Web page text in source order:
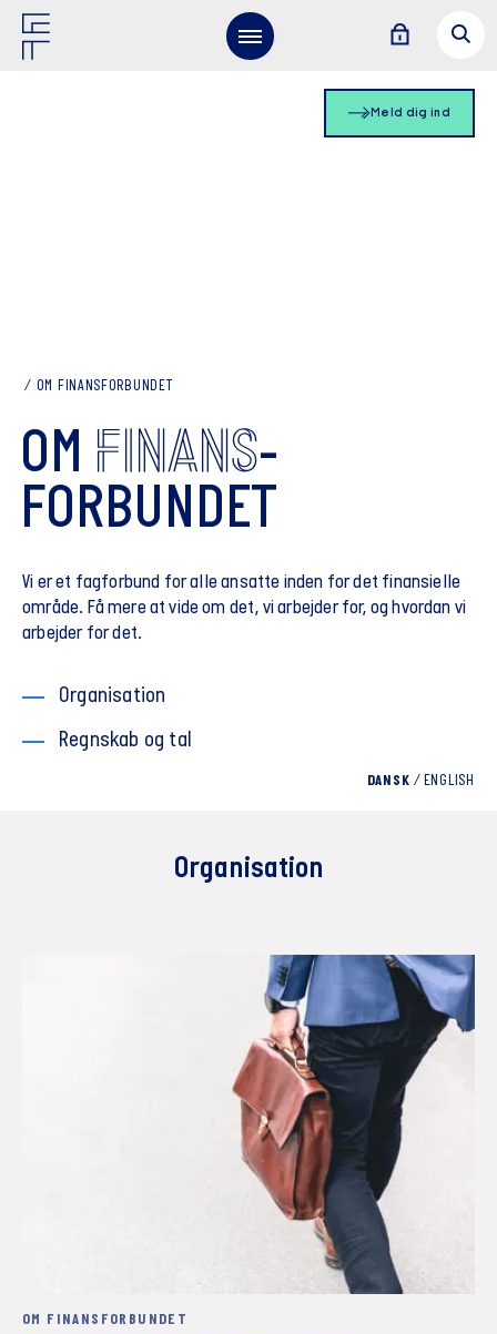
Meld dig ind
OM FINANSFORBUNDET
OM FINANS­
FORBUNDET
Vi er et fagforbund for alle ansatte inden for det finansielle
område. Få mere at vide om det, vi arbejder for, og hvordan vi
arbejder for det.
Organisation
Regnskab og tal
DANSK / ENGLISH
Organisation
OM FINANSFORBUNDET